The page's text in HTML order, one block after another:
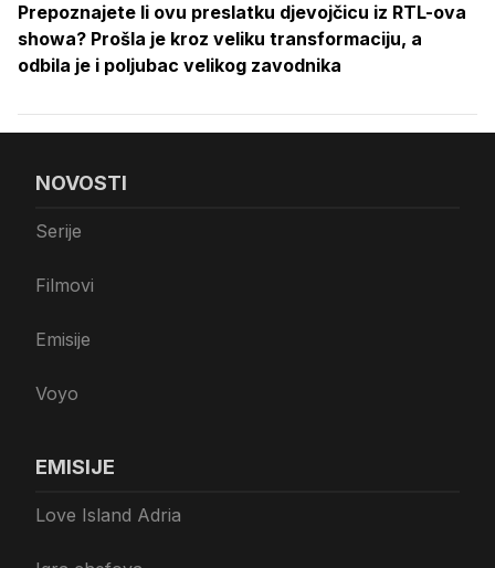
Prepoznajete li ovu preslatku djevojčicu iz RTL-ova
showa? Prošla je kroz veliku transformaciju, a
odbila je i poljubac velikog zavodnika
NOVOSTI
Serije
Filmovi
Emisije
Voyo
EMISIJE
Love Island Adria